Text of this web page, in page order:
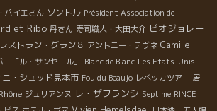
パイエさん ソントル Président Association de
et Ribo 丹さん 寿司職人・大田大介 ビオジョレー
レストラン・グラン８ アントニー・テヴネ Camille
ー「ル・サンセール」 Blanc de Blanc Les Etats-Unis
ニ・シュッド見本市 Fou du Beaujo レベッカツアー 居
ジュリアンヌ レ・ザフランシ Septime RINCE